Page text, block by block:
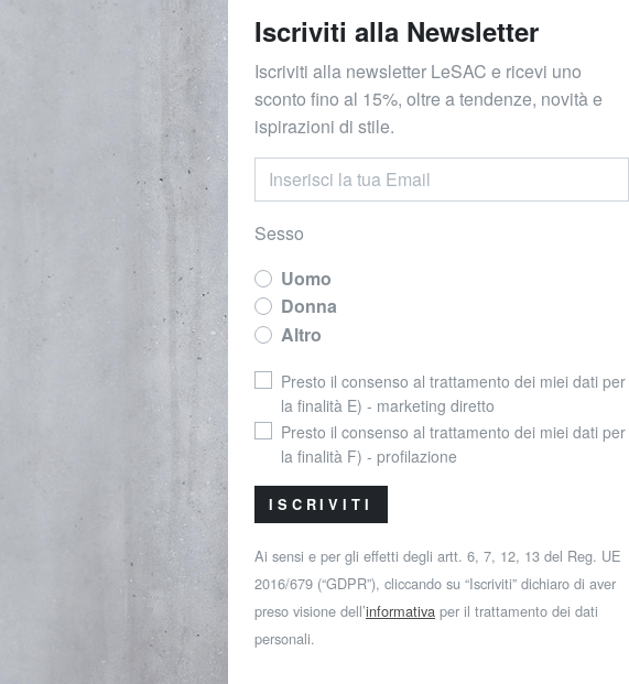
Iscriviti alla Newsletter
Iscriviti alla newsletter LeSAC e ricevi uno
sconto fino al 15%, oltre a tendenze, novità e
ispirazioni di stile.
Sesso
Uomo
Donna
Altro
Presto il consenso al trattamento dei miei dati per
la finalità E) - marketing diretto
Presto il consenso al trattamento dei miei dati per
la finalità F) - profilazione
ISCRIVITI
Ai sensi e per gli effetti degli artt. 6, 7, 12, 13 del Reg. UE
2016/679 (“GDPR”), cliccando su “Iscriviti” dichiaro di aver
preso visione dell’informativa per il trattamento dei dati
personali.